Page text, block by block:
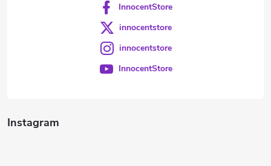
Instagram
InnocentStore
innocentstore
innocentstore
InnocentStore